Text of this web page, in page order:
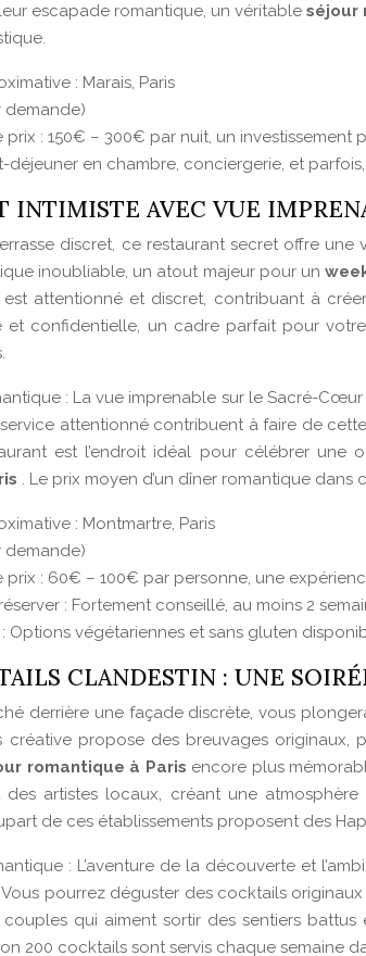
escapade romantique, un véritableséjour
: Marais, Paris
demande)
prix : 150€ – 300€ par nuit, un investissement
déjeuner en chambre, conciergerie, et
INTIMISTE AVEC VUE
discret, ce restaurant secret offre
inoubliable, un atout majeur pour un
est attentionné et discret, contribuant à
et confidentielle, un cadre parfait pour
: La vue imprenable sur le Sacré-
attentionné contribuent à faire de
est l’endroit idéal pour célébrer
. Le prix moyen d’un dîner romantique dans
: Montmartre, Paris
demande)
prix : 60€ – 100€ par personne, une
: Fortement conseillé, au moins 2
Options végétariennes et sans gluten
CLANDESTIN : UNE
derrière une façade discrète, vous
propose des breuvages originaux,
romantique à Paris encore plus
artistes locaux, créant une
de ces établissements proposent des
: L’aventure de la découverte et
Vous pourrez déguster des cocktails
qui aiment sortir des sentiers
200 cocktails sont servis chaque semaine